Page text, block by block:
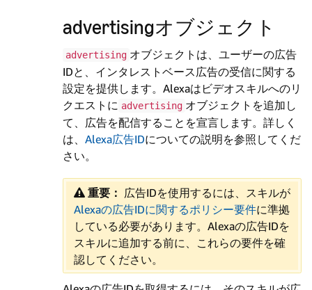
advertisingオブジェクト
advertising オブジェクトは、ユーザーの広告
IDと、インタレストベース広告の受信に関する
設定を提供します。Alexaはビデオスキルへのリ
クエストに advertising オブジェクトを追加し
て、広告を配信することを宣言します。詳しく
は、 Alexa広告IDについての説明を参照してくだ
さい。
重要： ​ 広告IDを使用するには、スキルが
Alexaの広告IDに関するポリシー要件に準拠
している必要があります。Alexaの広告IDを
スキルに追加する前に、これらの要件を確
認してください。